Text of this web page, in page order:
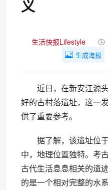
义
生活快报Lifestyle
生成海报
近日，在新安江源
好的古村落遗址，这一
供了重要参考。
据了解，该遗址位
中，地理位置独特。考
古代生活息息相关的遗
的是一个相对完整的水